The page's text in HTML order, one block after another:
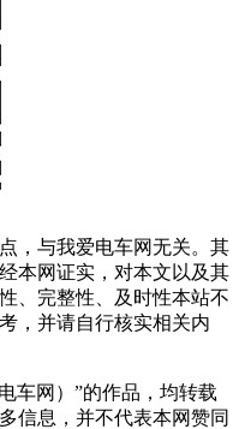
，与我爱电车网无关。其
本网证实，对本文以及其
、完整性、及时性本站不
，并请自行核实相关内
车网）”的作品，均转载
信息，并不代表本网赞同